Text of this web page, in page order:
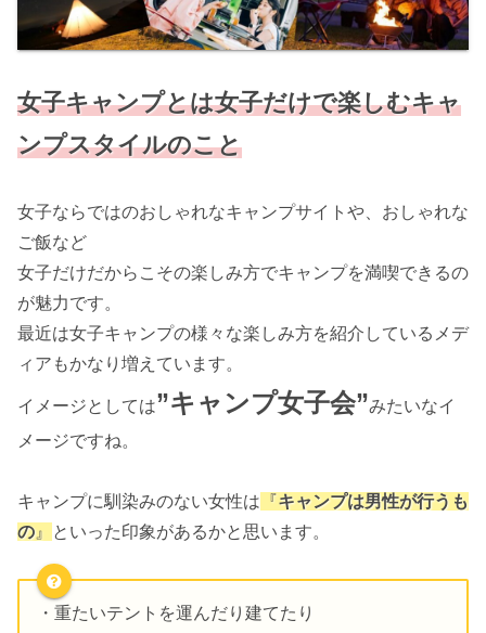
女子キャンプとは女子だけで楽しむキャ
ンプスタイルのこと
女子ならではのおしゃれなキャンプサイトや、おしゃれな
ご飯など
女子だけだからこその楽しみ方でキャンプを満喫できるの
が魅力です。
最近は女子キャンプの様々な楽しみ方を紹介しているメデ
ィアもかなり増えています。
イメージとしては”キャンプ女子会”みたいなイ
メージですね。
キャンプに馴染みのない女性は 『キャンプは男性が行うも
の』 といった印象があるかと思います。
・重たいテントを運んだり建てたり